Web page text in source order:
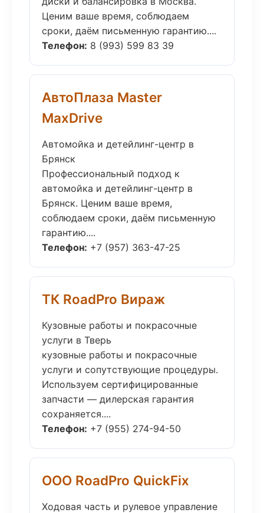
Ценим ваше время, соблюдаем
сроки, даём письменную гарантию....
Телефон: 8 (993) 599 83 39
АвтоПлаза Master
MaxDrive
Автомойка и детейлинг-центр в
Брянск
Профессиональный подход к
автомойка и детейлинг-центр в
Брянск. Ценим ваше время,
соблюдаем сроки, даём письменную
гарантию....
Телефон: +7 (957) 363-47-25
ТК RoadPro Вираж
Кузовные работы и покрасочные
услуги в Тверь
кузовные работы и покрасочные
услуги и сопутствующие процедуры.
Используем сертифицированные
запчасти — дилерская гарантия
сохраняется....
Телефон: +7 (955) 274-94-50
ООО RoadPro QuickFix
Ходовая часть и рулевое управление